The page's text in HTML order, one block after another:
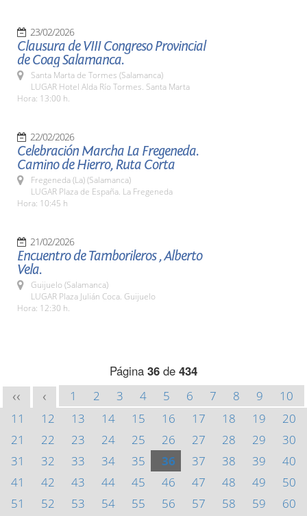
23/02/2026
Clausura de VIII Congreso Provincial
de Coag Salamanca.
Santa Marta de Tormes (Salamanca)
LUGAR Hotel Alda Río Tormes. Santa Marta
Hora: 13:00 h.
22/02/2026
Celebración Marcha La Fregeneda.
Camino de Hierro, Ruta Corta
Fregeneda (La) (Salamanca)
LUGAR Plaza de España. La Fregeneda
Hora: 10:45 h
21/02/2026
Encuentro de Tamborileros , Alberto
Vela.
Guijuelo (Salamanca)
LUGAR Plaza Julián Coca. Guijuelo
Hora: 12:30 h.
Página 36 de 434
<< < 1 2 3 4 5 6 7 8 9
10
11
12 13 14 15 16 17 18 19
20
21
22 23 24 25 26 27 28 29
30
31
32 33 34 35 36 37 38 39
40
41
42 43 44 45 46 47 48 49
50
51
52 53 54 55 56 57 58 59
60